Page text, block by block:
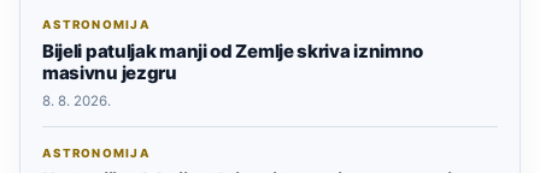
ASTRONOMIJA
Bijeli patuljak manji od Zemlje skriva iznimno
masivnu jezgru
8. 8. 2026.
ASTRONOMIJA